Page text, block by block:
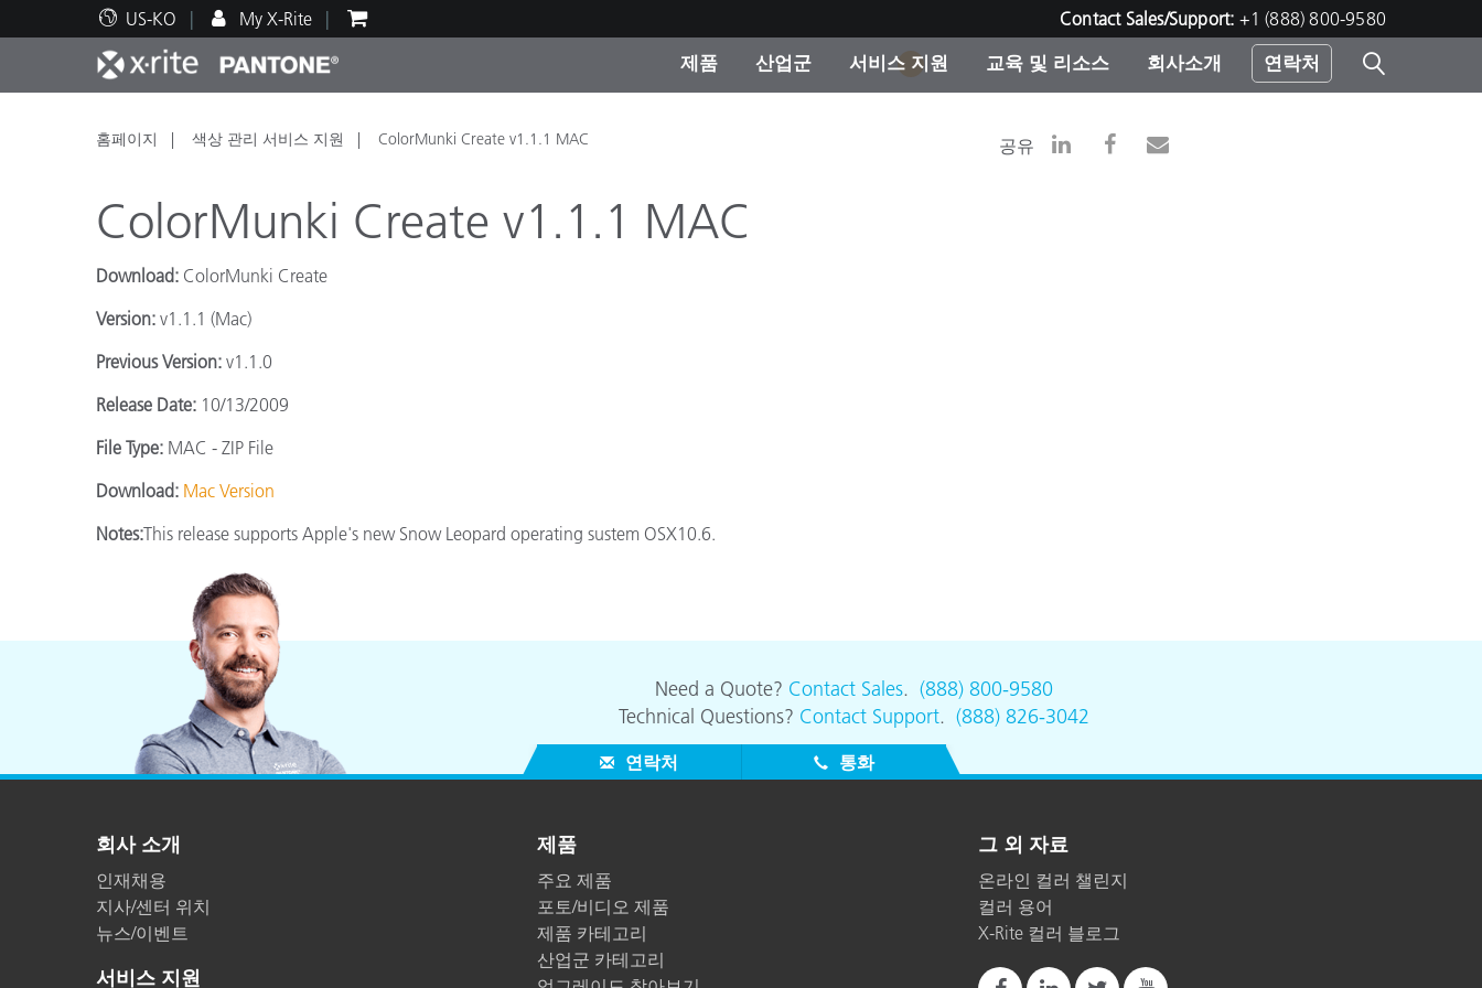
US-KO My X-Rite Contact Sales/Support: +1 (888) 800-9580
제품
주요 제품 제품 카테고리
산업군
인쇄 및 패키징
자동차
플라스틱
페인트 및 코팅
OEM 디스플레이 및 프린터
서비스 지원
기술 지원 서비스 및 유지보수
교육 및 리소스
교육 리소스 교육
회사소개 연락처
1
홈페이지 색상 관리 서비스 지원 ColorMunki Create v1.1.1 MAC 공유
ColorMunki Create v1.1.1 MAC
Download: ColorMunki Create
Version: v1.1.1 (Mac)
Previous Version: v1.1.0
Release Date: 10/13/2009
File Type: MAC - ZIP File
Download: Mac Version
Notes:This release supports Apple's new Snow Leopard operating sustem OSX10.6.
Need a Quote? Contact Sales. (888) 800-9580
Technical Questions? Contact Support. (888) 826-3042
연락처 통화
회사 소개
인재채용
지사/센터 위치
뉴스/이벤트
서비스 지원
제품
주요 제품
포토/비디오 제품
제품 카테고리
산업군 카테고리
그 외 자료
온라인 컬러 챌린지
컬러 용어
X-Rite 컬러 블로그